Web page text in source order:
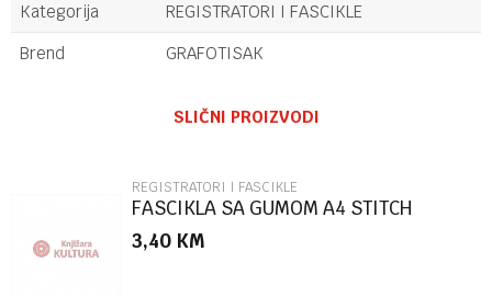
Kategorija
REGISTRATORI I FASCIKLE
Brend
GRAFOTISAK
Poruka
SLIČNI PROIZVODI
REGISTRATORI I FASCIKLE
FASCIKLA SA GUMOM A4 STITCH
86504
3,40 KM